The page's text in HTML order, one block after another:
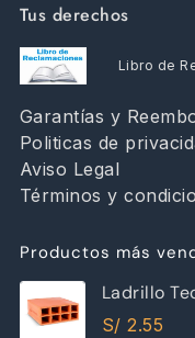
Tus derechos
Libro de
Garantías y
Politicas de
Aviso Legal
Términos y
Productos más
Ladrillo
Piramide
S/ 2.55